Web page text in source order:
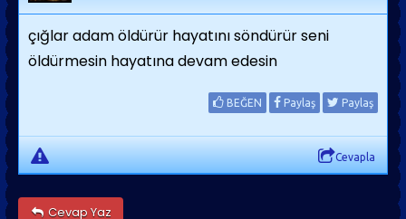
çığlar adam öldürür hayatını söndürür seni
öldürmesin hayatına devam edesin
BEĞEN Paylaş Paylaş
Cevapla
Cevap Yaz